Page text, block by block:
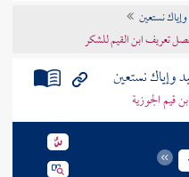
نستعين
تعريف ابن القيم للشكر
وإياك نستعين
قيم الجوزية